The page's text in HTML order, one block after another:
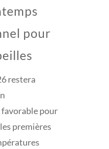
pour
restera
pour
premières